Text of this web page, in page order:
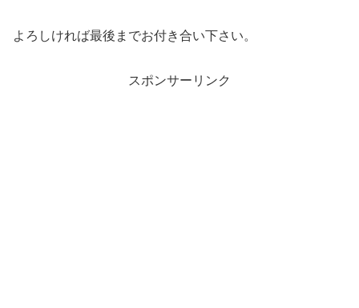
よろしければ最後までお付き合い下さい。
スポンサーリンク